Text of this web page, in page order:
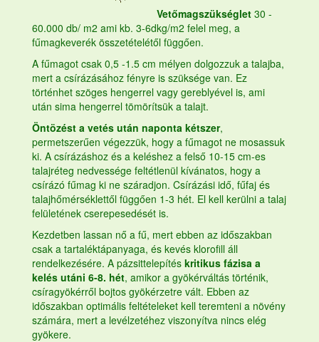
Vetőmagszükséglet 30 -
60.000 db/ m2 ami kb. 3-6dkg/m2 felel meg, a
fűmagkeverék összetételétől függően.
A fűmagot csak 0,5 -1.5 cm mélyen dolgozzuk a talajba,
mert a csírázásához fényre is szüksége van. Ez
történhet szöges hengerrel vagy gereblyével is, ami
után sima hengerrel tömörítsük a talajt.
Öntözést a vetés után naponta kétszer,
permetszerűen végezzük, hogy a fűmagot ne mosassuk
ki. A csírázáshoz és a keléshez a felső 10-15 cm-es
talajréteg nedvessége feltétlenül kívánatos, hogy a
csírázó fűmag ki ne száradjon. Csírázási idő, fűfaj és
talajhőmérséklettől függően 1-3 hét. El kell kerülni a talaj
felületének cserepesedését is.
Kezdetben lassan nő a fű, mert ebben az időszakban
csak a tartaléktápanyaga, és kevés klorofill áll
rendelkezésére. A pázsittelepítés kritikus fázisa a
kelés utáni 6-8. hét, amikor a gyökérváltás történik,
csíragyökérről bojtos gyökérzetre vált. Ebben az
időszakban optimális feltételeket kell teremteni a növény
számára, mert a levélzetéhez viszonyítva nincs elég
gyökere.